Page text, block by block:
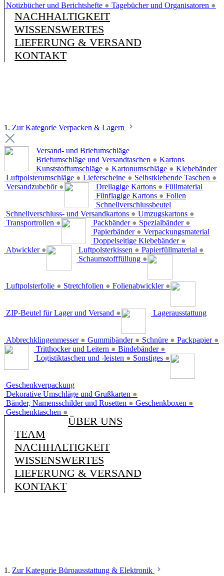
Notizbücher und Berichtshefte ● Tagebücher und Organisatoren ●
NACHHALTIGKEIT
WISSENSWERTES
LIEFERUNG & VERSAND
KONTAKT
1. Zur Kategorie Verpacken & Lagern
Versand- und Briefumschläge
Briefumschläge und Versandtaschen ●
Kunststoffumschläge ● Kartonumschläge ●
Luftpolsterumschläge ● Lieferscheine ● Selbstklebende Taschen ●
Versandzubehör ●
Kartons
Dreilagige Kartons ●
Fünflagige Kartons ●
Schnellverschluss- und Versandkartons ● Umzugskartons ●
Transportrollen ●
Klebebänder
Packbänder ● Spezialbänder ●
Papierbänder ●
Doppelseitige Klebebänder ●
Abwickler ●
Füllmaterial
Luftpolsterkissen ● Papierfüllmaterial ●
Schaumstofffüllung ●
Folien
Luftpolsterfolie ● Stretchfolien ● Folienabwickler ●
Schnellverschlussbeutel
ZIP-Beutel für Lager und Versand ●
Verpackungsmaterial
Abbrechklingenmesser ● Gummibänder ● Schnüre ● Packpapier ●
Lagerausstattung
Tritthocker und Leitern ● Bindebänder ●
Logistiktaschen und -leisten ● Sonstiges ●
Geschenkverpackung
Dekorative Umschläge und Grußkarten ●
Bänder, Namensschilder und Rosetten ● Geschenkboxen ●
Geschenktaschen ●
ÜBER UNS
TEAM
NACHHALTIGKEIT
WISSENSWERTES
LIEFERUNG & VERSAND
KONTAKT
1. Zur Kategorie Büroausstattung & Elektronik